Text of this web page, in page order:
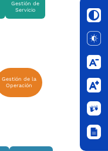
Gestión de
Servicio
Gestión de la
Operación